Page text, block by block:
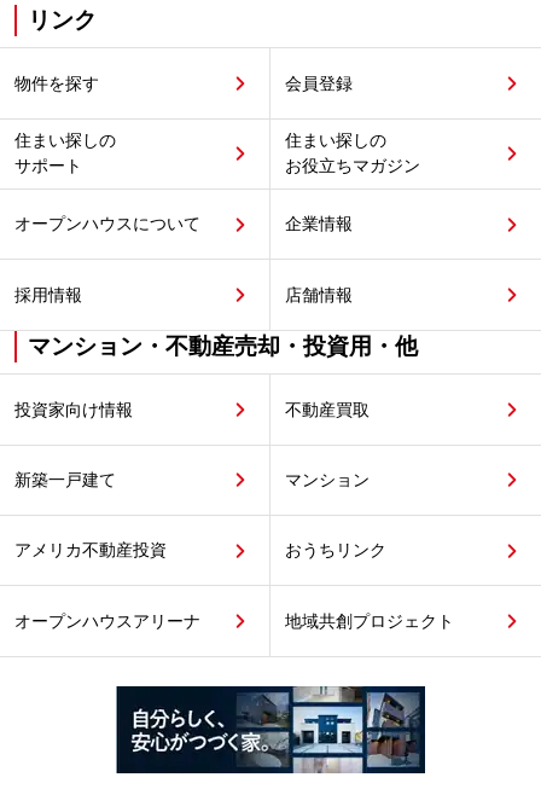
リンク
物件を探す 会員登録
住まい探しの
サポート
住まい探しの
お役立ちマガジン
オープンハウスについて 企業情報
採用情報 店舗情報
マンション・不動産売却・投資用・他
投資家向け情報 不動産買取
新築一戸建て マンション
アメリカ不動産投資 おうちリンク
オープンハウスアリーナ 地域共創プロジェクト